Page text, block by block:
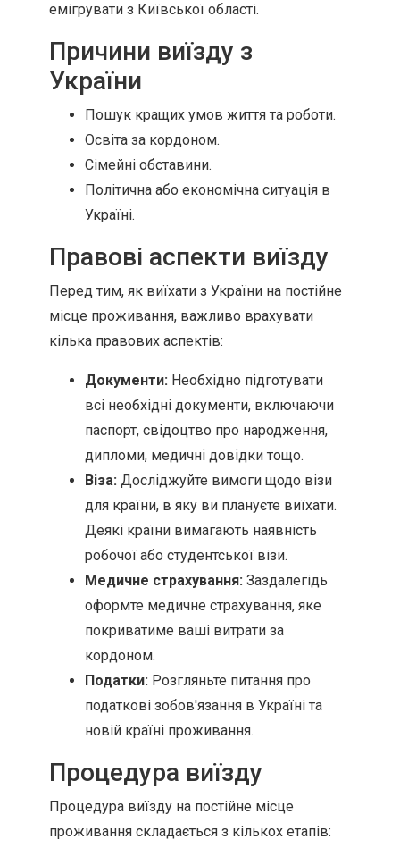
емігрувати з Київської області.
Причини виїзду з
України
Пошук кращих умов життя та роботи.
Освіта за кордоном.
Сімейні обставини.
Політична або економічна ситуація в
Україні.
Правові аспекти виїзду
Перед тим, як виїхати з України на постійне
місце проживання, важливо врахувати
кілька правових аспектів:
Документи: Необхідно підготувати
всі необхідні документи, включаючи
паспорт, свідоцтво про народження,
дипломи, медичні довідки тощо.
Віза: Досліджуйте вимоги щодо візи
для країни, в яку ви плануєте виїхати.
Деякі країни вимагають наявність
робочої або студентської візи.
Медичне страхування: Заздалегідь
оформте медичне страхування, яке
покриватиме ваші витрати за
кордоном.
Податки: Розгляньте питання про
податкові зобов'язання в Україні та
новій країні проживання.
Процедура виїзду
Процедура виїзду на постійне місце
проживання складається з кількох етапів: